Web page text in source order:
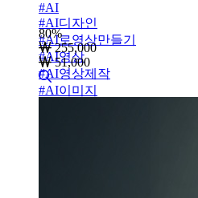
#AI
#AI디자인
#AI로영상만들기
#AI영상
#AI영상제작
#AI이미지
80%
255,000
51,000